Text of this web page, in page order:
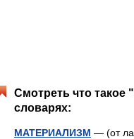
Смотреть что такое
словарях:
МАТЕРИАЛИЗМ — (от